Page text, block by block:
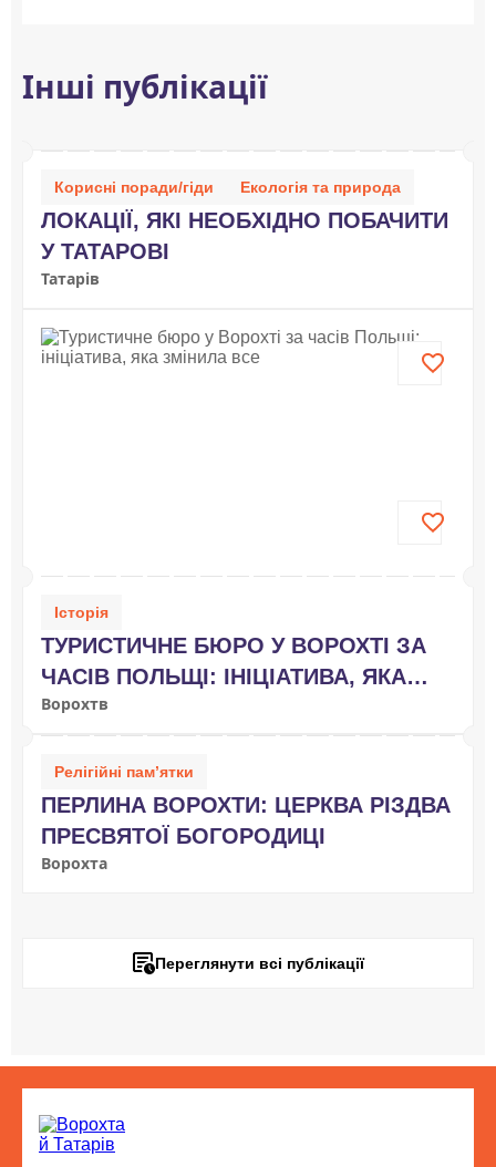
Інші публікації
Корисні поради/гіди Екологія та природа
ЛОКАЦІЇ, ЯКІ НЕОБХІДНО ПОБАЧИТИ
У ТАТАРОВІ
Татарів
Історія
ТУРИСТИЧНЕ БЮРО У ВОРОХТІ ЗА
ЧАСІВ ПОЛЬЩІ: ІНІЦІАТИВА, ЯКА
ЗМІНИЛА ВСЕ
Ворохтв
Релігійні пам’ятки
ПЕРЛИНА ВОРОХТИ: ЦЕРКВА РІЗДВА
ПРЕСВЯТОЇ БОГОРОДИЦІ
Ворохта
Переглянути всі публікації